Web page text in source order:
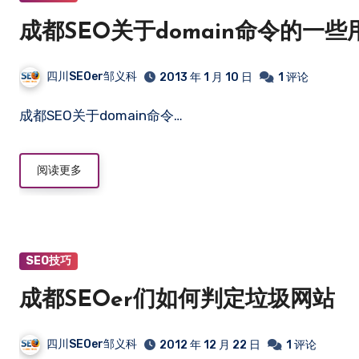
成都SEO关于domain命令的一些
四川SEOer邹义科 2013 年 1 月 10 日 1 评论
成都SEO关于domain命令…
阅读更多
SEO技巧
成都SEOer们如何判定垃圾网站
四川SEOer邹义科 2012 年 12 月 22 日 1 评论